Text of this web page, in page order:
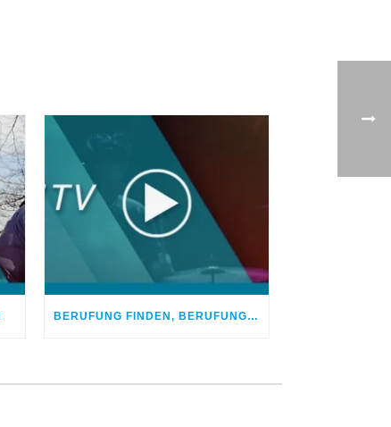
BERUFUNG FINDEN, BERUFUNG LEBEN